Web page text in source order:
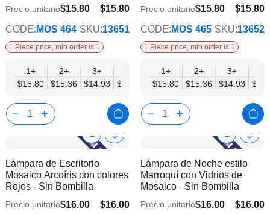
deseos
$15.80
$12.29
Precio unitario$15.80
CODE: MOS 464 SKU:13651
1 Piece price, min order is 1
1+
$15.80
2+
$15.36
3+
$14.93
$14.49
9+
$14.05
12+
$13.61
15+
$13.17
$15.80
$12.29
Precio unitario$15.80
CODE: MOS 465 SKU:13652
1 Piece price, min order is 1
1+
$15.80
2+
$15.36
3+
$14.93
Show
Info
Añadir
lista
deseos
Lámpara de Escritorio
Mosaico Arcoíris con colores
Rojos - Sin Bombilla
$16.00
$12.45
Precio unitario$16.00
Show
Info
Lámpara de Noche estilo
Marroquí con Vidrios de
Mosaico - Sin Bombilla
$16.00
$12.45
Precio unitario$16.00